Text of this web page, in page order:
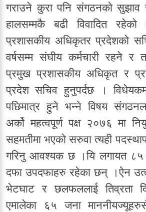
गराउने कुरा पनि संगठनको सुझाव
हालसम्मकै बढी विवादित रहेको
प्रशासकीय अधिकृतर प्रदेशको
वर्षसम्म संघीय कर्मचारी रहने र
प्रमुख प्रशासकीय अधिकृत र
प्रदेश सचिव हुनुपर्दछ ।
पछिमात्र हुने भन्ने विषय
अर्को महत्वपूर्ण पक्ष २०७६ मा
सहमतीमा भएको सरुवा त्यही
गरिनु आवश्यक छ ।यि लगायत ८५
दफा उपदफाहरु रहेका छन् ।ऐन
भेटघाट र छलफललाई तिव्रता
एमालेका ६५ जना